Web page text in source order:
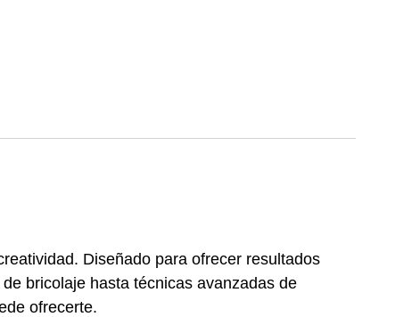
Diseñado para ofrecer resultados
bricolaje hasta técnicas avanzadas de
ofrecerte.